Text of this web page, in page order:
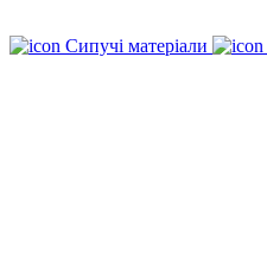
Сипучі матеріали